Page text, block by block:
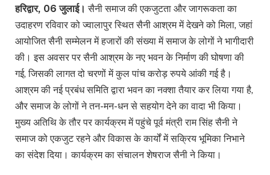
हरिद्वार, 06 जुलाई।सैनी समाज की एकजुटता और जागरूकता का
उदाहरण रविवार को ज्वालापुर स्थित सैनी आश्रम में देखने को मिला, जहां
आयोजित सैनी सम्मेलन में हजारों की संख्या में समाज के लोगों ने भागीदारी
की। इस अवसर पर सैनी आश्रम के नए भवन के निर्माण की घोषणा की
गई, जिसकी लागत दो चरणों में कुल पांच करोड़ रुपये आंकी गई है।
आश्रम की नई प्रबंध समिति द्वारा भवन का नक्शा तैयार कर लिया गया है,
और समाज के लोगों ने तन-मन-धन से सहयोग देने का वादा भी किया।
मुख्य अतिथि के तौर पर कार्यक्रम में पहुंचे पूर्व मंत्री राम सिंह सैनी ने
समाज को एकजुट रहने और विकास के कार्यों में सक्रिय भूमिका निभाने
का संदेश दिया। कार्यक्रम का संचालन शेषराज सैनी ने किया।